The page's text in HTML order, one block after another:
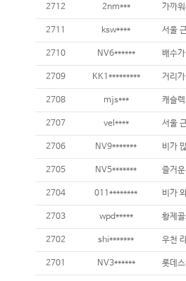
2712 2nm*** 가까
2711 ksw**** 서울
2710 NV6****** 배수
2709 KK1********* 거리
2708 mjs*** 캐슬
2707 vel**** 서울
2706 NV9*******
2705 NV5******* 즐거
2704 011******** 비가
2703 wpd***** 황제
2702 shi******* 우천
2701 NV3****** 롯데